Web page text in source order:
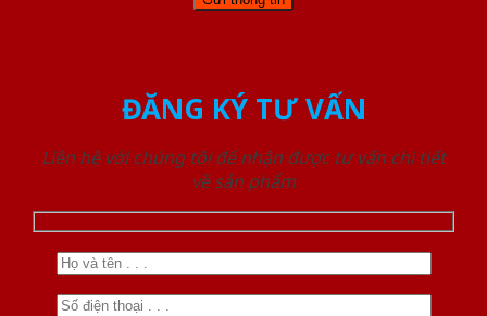
ĐĂNG KÝ TƯ VẤN
Liên hệ với chúng tôi để nhận được tư vấn chi tiết
về sản phẩm